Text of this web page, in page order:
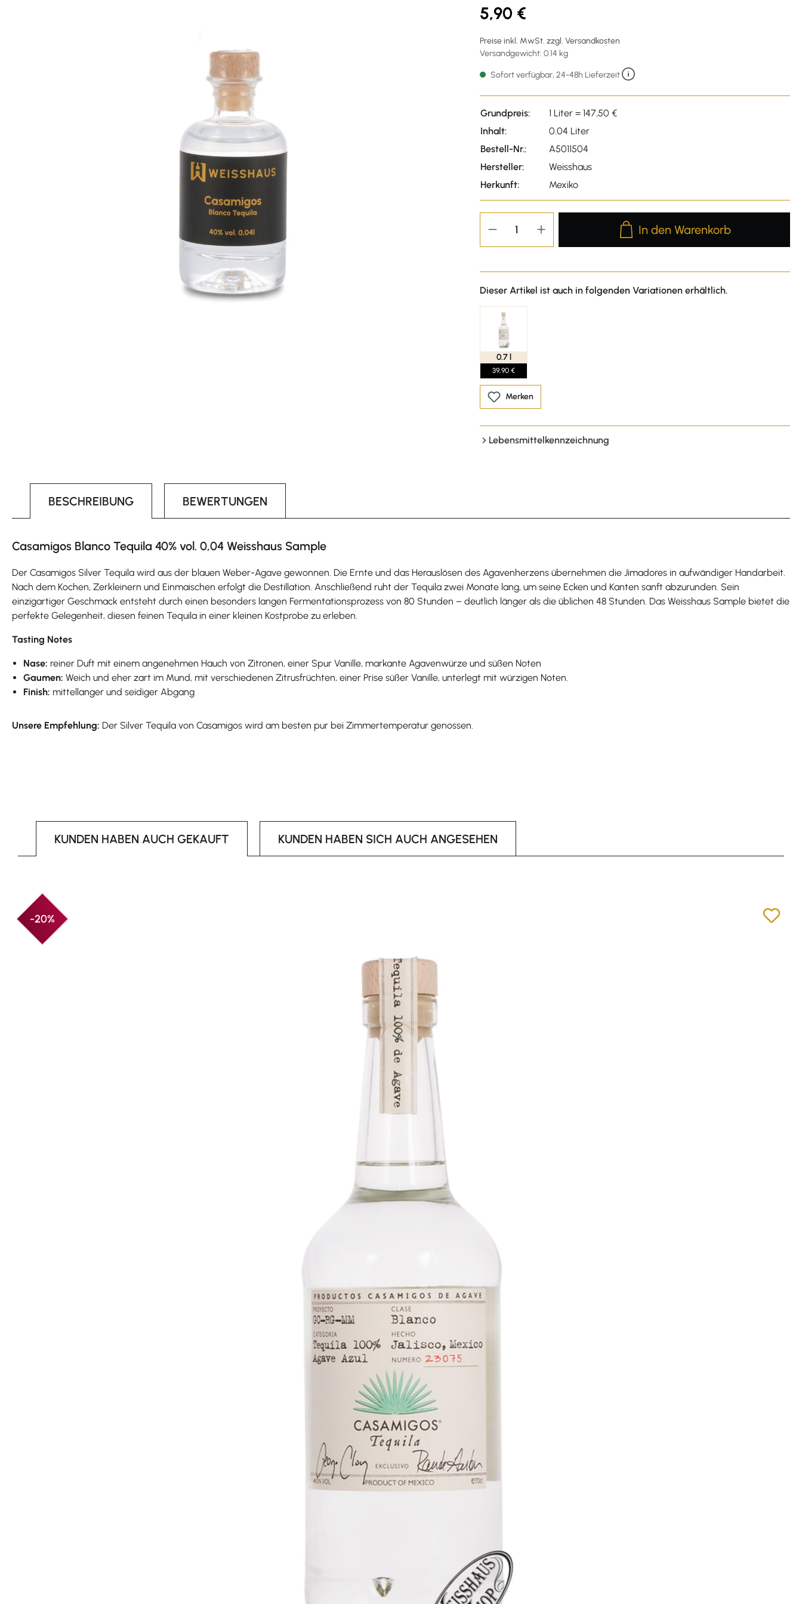
5,90 €
Preise inkl. MwSt. zzgl. Versandkosten
Versandgewicht: 0.14 kg
Sofort verfügbar, 24-48h Lieferzeit
Grundpreis:
1 Liter = 147,50 €
Inhalt:
0.04 Liter
Bestell-Nr.:
A5011504
Hersteller:
Weisshaus
Herkunft:
Mexiko
Produkt Anzahl: Gib den
In den Warenkorb
Dieser Artikel ist auch in folgenden Variationen erhältlich.
0.7 l
39,90 €
Merken
Lebensmittelkennzeichnung
BESCHREIBUNG BEWERTUNGEN
Casamigos Blanco Tequila 40% vol. 0,04 Weisshaus Sample
Der Casamigos Silver Tequila wird aus der blauen Weber-Agave gewonnen. Die Ernte und das Herauslösen des Agavenherzens übernehmen die Jimadores in aufwändiger Handarbeit.
Nach dem Kochen, Zerkleinern und Einmaischen erfolgt die Destillation. Anschließend ruht der Tequila zwei Monate lang, um seine Ecken und Kanten sanft abzurunden. Sein
einzigartiger Geschmack entsteht durch einen besonders langen Fermentationsprozess von 80 Stunden – deutlich länger als die üblichen 48 Stunden. Das Weisshaus Sample bietet die
perfekte Gelegenheit, diesen feinen Tequila in einer kleinen Kostprobe zu erleben.
Tasting Notes
Nase: reiner Duft mit einem angenehmen Hauch von Zitronen, einer Spur Vanille, markante Agavenwürze und süßen Noten
Gaumen:Weich und eher zart im Mund, mit verschiedenen Zitrusfrüchten, einer Prise süßer Vanille, unterlegt mit würzigen Noten.
Finish: mittellanger und seidiger Abgang
Unsere Empfehlung: Der Silver Tequila von Casamigos wird am besten pur bei Zimmertemperatur genossen.
KUNDEN HABEN AUCH GEKAUFT KUNDEN HABEN SICH AUCH ANGESEHEN
-20%